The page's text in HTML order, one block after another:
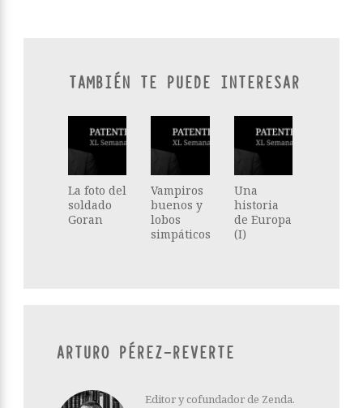
TAMBIÉN TE PUEDE INTERESAR
La foto del
soldado
Goran
Vampiros
buenos y
lobos
simpáticos
Una
historia
de Europa
(I)
ARTURO PÉREZ-REVERTE
Editor y cofundador de Zenda.